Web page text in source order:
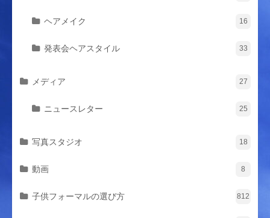
ヘアメイク 16
発表会ヘアスタイル 33
メディア 27
ニュースレター 25
写真スタジオ 18
動画 8
子供フォーマルの選び方 812